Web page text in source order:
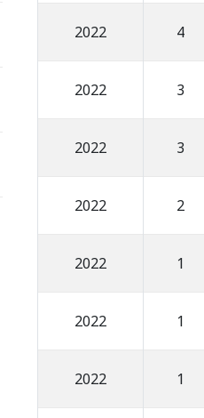
2022 4
2022 3
2022 3
2022 2
2022 1
2022 1
2022 1